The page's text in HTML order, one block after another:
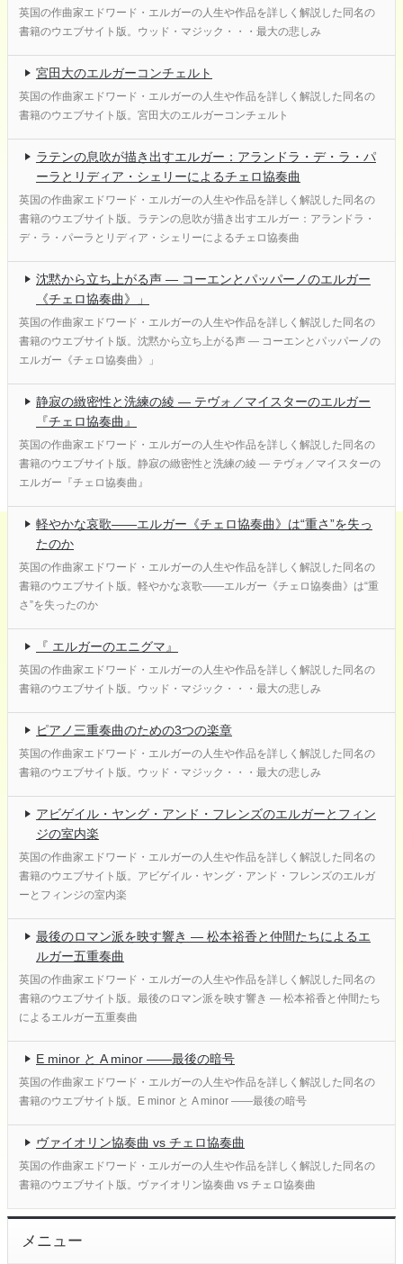
英国の作曲家エドワード・エルガーの人生や作品を詳しく解説した同名の
書籍のウエブサイト版。ウッド・マジック・・・最大の悲しみ
宮田大のエルガーコンチェルト
英国の作曲家エドワード・エルガーの人生や作品を詳しく解説した同名の
書籍のウエブサイト版。宮田大のエルガーコンチェルト
ラテンの息吹が描き出すエルガー：アランドラ・デ・ラ・パ
ーラとリディア・シェリーによるチェロ協奏曲
英国の作曲家エドワード・エルガーの人生や作品を詳しく解説した同名の
書籍のウエブサイト版。ラテンの息吹が描き出すエルガー：アランドラ・
デ・ラ・パーラとリディア・シェリーによるチェロ協奏曲
沈黙から立ち上がる声 ― コーエンとパッパーノのエルガー
《チェロ協奏曲》」
英国の作曲家エドワード・エルガーの人生や作品を詳しく解説した同名の
書籍のウエブサイト版。沈黙から立ち上がる声 ― コーエンとパッパーノの
エルガー《チェロ協奏曲》」
静寂の緻密性と洗練の綾 ― テヴォ／マイスターのエルガー
『チェロ協奏曲』
英国の作曲家エドワード・エルガーの人生や作品を詳しく解説した同名の
書籍のウエブサイト版。静寂の緻密性と洗練の綾 ― テヴォ／マイスターの
エルガー『チェロ協奏曲』
軽やかな哀歌――エルガー《チェロ協奏曲》は“重さ”を失っ
たのか
英国の作曲家エドワード・エルガーの人生や作品を詳しく解説した同名の
書籍のウエブサイト版。軽やかな哀歌――エルガー《チェロ協奏曲》は“重
さ”を失ったのか
『 エルガーのエニグマ』
英国の作曲家エドワード・エルガーの人生や作品を詳しく解説した同名の
書籍のウエブサイト版。ウッド・マジック・・・最大の悲しみ
ピアノ三重奏曲のための3つの楽章
英国の作曲家エドワード・エルガーの人生や作品を詳しく解説した同名の
書籍のウエブサイト版。ウッド・マジック・・・最大の悲しみ
アビゲイル・ヤング・アンド・フレンズのエルガーとフィン
ジの室内楽
英国の作曲家エドワード・エルガーの人生や作品を詳しく解説した同名の
書籍のウエブサイト版。アビゲイル・ヤング・アンド・フレンズのエルガ
ーとフィンジの室内楽
最後のロマン派を映す響き ― 松本裕香と仲間たちによるエ
ルガー五重奏曲
英国の作曲家エドワード・エルガーの人生や作品を詳しく解説した同名の
書籍のウエブサイト版。最後のロマン派を映す響き ― 松本裕香と仲間たち
によるエルガー五重奏曲
E minor と A minor ――最後の暗号
英国の作曲家エドワード・エルガーの人生や作品を詳しく解説した同名の
書籍のウエブサイト版。E minor と A minor ――最後の暗号
ヴァイオリン協奏曲 vs チェロ協奏曲
英国の作曲家エドワード・エルガーの人生や作品を詳しく解説した同名の
書籍のウエブサイト版。ヴァイオリン協奏曲 vs チェロ協奏曲
メニュー